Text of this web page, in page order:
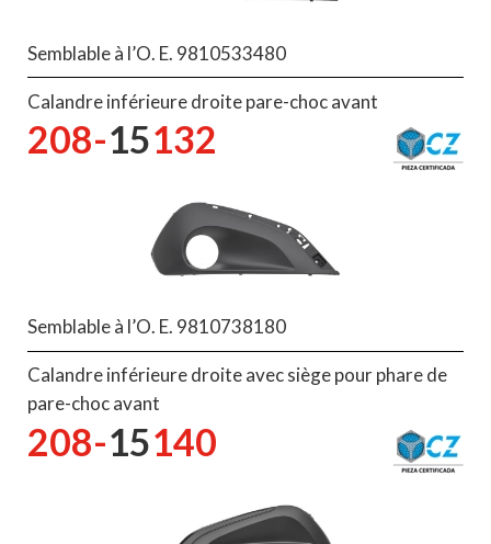
Semblable à l’O. E. 9810533480
Calandre inférieure droite pare-choc avant
208-15132
Semblable à l’O. E. 9810738180
Calandre inférieure droite avec siège pour phare de
pare-choc avant
208-15140